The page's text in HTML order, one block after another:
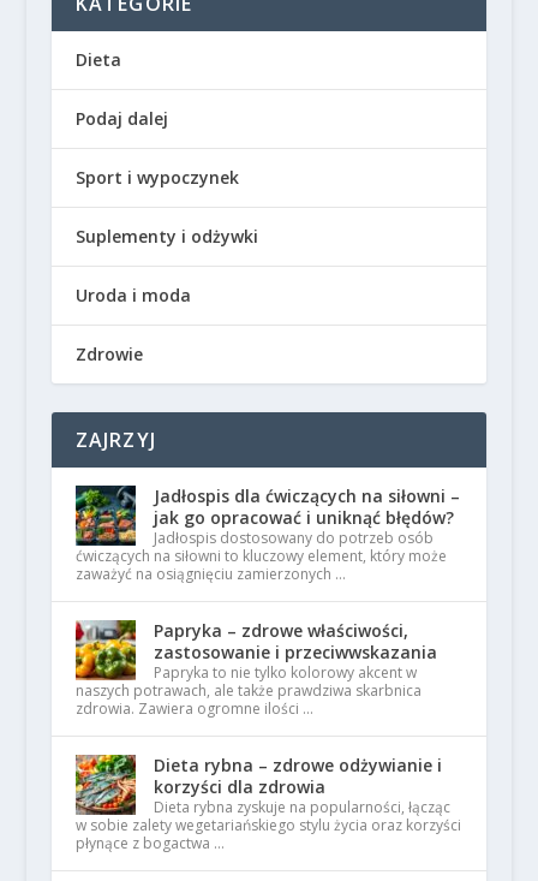
Dieta
Podaj dalej
Sport i wypoczynek
Suplementy i odżywki
Uroda i moda
Zdrowie
ZAJRZYJ
Jadłospis dla ćwiczących na siłowni –
jak go opracować i uniknąć błędów?
Jadłospis dostosowany do potrzeb osób
ćwiczących na siłowni to kluczowy element, który może
zaważyć na osiągnięciu zamierzonych …
Papryka – zdrowe właściwości,
zastosowanie i przeciwwskazania
Papryka to nie tylko kolorowy akcent w
naszych potrawach, ale także prawdziwa skarbnica
zdrowia. Zawiera ogromne ilości …
Dieta rybna – zdrowe odżywianie i
korzyści dla zdrowia
Dieta rybna zyskuje na popularności, łącząc
w sobie zalety wegetariańskiego stylu życia oraz korzyści
płynące z bogactwa …